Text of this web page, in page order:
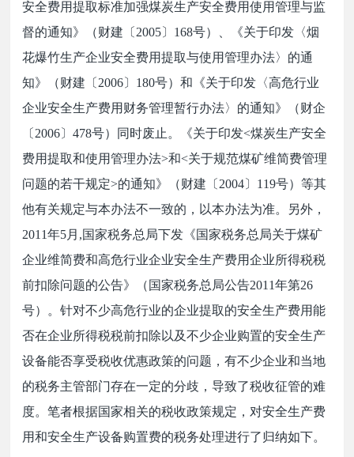
安全费用提取标准加强煤炭生产安全费用使用管理与监
督的通知》（财建〔2005〕168号）、《关于印发〈烟
花爆竹生产企业安全费用提取与使用管理办法〉的通
知》（财建〔2006〕180号）和《关于印发〈高危行业
企业安全生产费用财务管理暂行办法〉的通知》（财企
〔2006〕478号）同时废止。《关于印发<煤炭生产安全
费用提取和使用管理办法>和<关于规范煤矿维简费管理
问题的若干规定>的通知》（财建〔2004〕119号）等其
他有关规定与本办法不一致的，以本办法为准。另外，
2011年5月,国家税务总局下发《国家税务总局关于煤矿
企业维简费和高危行业企业安全生产费用企业所得税税
前扣除问题的公告》（国家税务总局公告2011年第26
号）。针对不少高危行业的企业提取的安全生产费用能
否在企业所得税税前扣除以及不少企业购置的安全生产
设备能否享受税收优惠政策的问题，有不少企业和当地
的税务主管部门存在一定的分歧，导致了税收征管的难
度。笔者根据国家相关的税收政策规定，对安全生产费
用和安全生产设备购置费的税务处理进行了归纳如下。